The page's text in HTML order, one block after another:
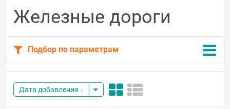
Железные дороги
Подбор по параметрам
Дата добавления